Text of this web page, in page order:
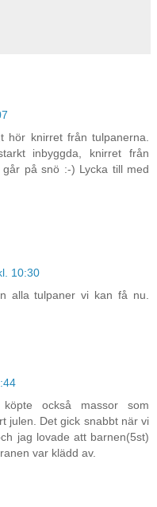
hör knirret från tulpanerna.
inbyggda, knirret från
på snö :-) Lycka till med
10:30
alla tulpaner vi kan få nu.
också massor som
julen. Det gick snabbt när vi
jag lovade att barnen(5st)
var klädd av.